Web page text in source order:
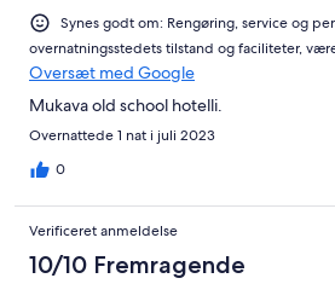
Synes godt om: Rengøring, service og
overnatningsstedets tilstand og faciliteter,
Oversæt med Google
Mukava old school hotelli.
Overnattede 1 nat i juli 2023
0
Verificeret anmeldelse
10/10 Fremragende